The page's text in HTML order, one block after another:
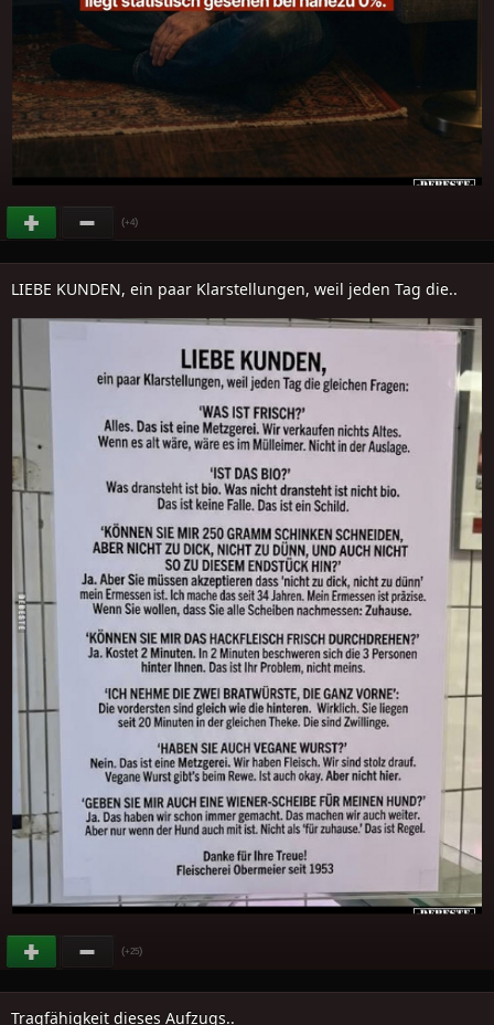
(+4)
LIEBE KUNDEN, ein paar Klarstellungen, weil jeden Tag die..
(+25)
Tragfähigkeit dieses Aufzugs..